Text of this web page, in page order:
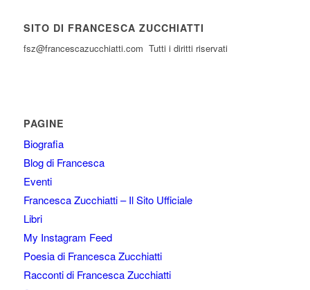
SITO DI FRANCESCA ZUCCHIATTI
fsz@francescazucchiatti.com Tutti i diritti riservati
PAGINE
Biografia
Blog di Francesca
Eventi
Francesca Zucchiatti – Il Sito Ufficiale
Libri
My Instagram Feed
Poesia di Francesca Zucchiatti
Racconti di Francesca Zucchiatti